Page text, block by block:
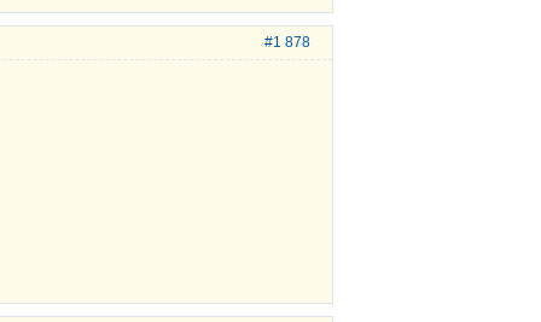
#1 878